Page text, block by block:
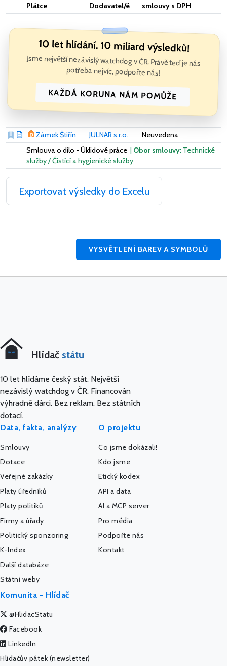
Plátce Dodavatel/é
smlouvy s DPH
10 let hlídání. 10 miliard výsledků!
Jsme největší nezávislý watchdog v ČR. Právě teď je nás
potřeba nejvíc, podpořte nás!
KAŽDÁ KORUNA NÁM POMŮŽE
Zámek Štiřín JULNAR s.r.o.
Neuvedena
Smlouva o dílo - Úklidové práce | Obor smlouvy: Technické
služby / Čistící a hygienické služby
Exportovat výsledky do Excelu
VYSVĚTLENÍ BAREV A SYMBOLŮ
Hlídač státu
10 let hlídáme český stát. Největší
nezávislý watchdog v ČR. Financován
výhradně dárci. Bez reklam. Bez státních
dotací.
Data, fakta, analýzy
Smlouvy
Dotace
Veřejné zakázky
Platy úředníků
Platy politiků
Firmy a úřady
Politický sponzoring
K-Index
Další databáze
Státní weby
O projektu
Co jsme dokázali!
Kdo jsme
Etický kodex
API a data
AI a MCP server
Pro média
Podpořte nás
Kontakt
Komunita - Hlídač
@HlidacStatu
Facebook
LinkedIn
Hlídačův pátek (newsletter)